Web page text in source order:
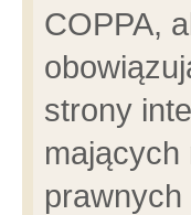
COPPA,
strony
mających